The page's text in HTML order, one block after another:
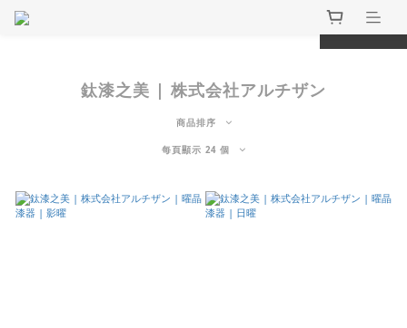
prev
鈦漆之美 | 株式会社アルチザン
商品排序
每頁顯示 24 個